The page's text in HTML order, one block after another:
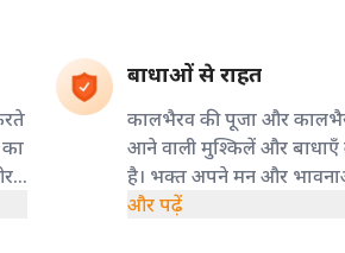
बाधाओं से राहत
कालभैरव की पूजा और
आने वाली मुश्किलें और
है। भक्त अपने मन और
इससे व्यक्ति जीवन में संतुलन
और पढ़ें